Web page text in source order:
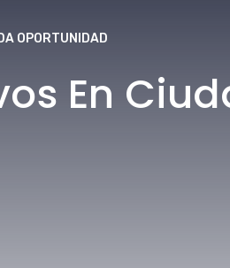
OPORTUNIDAD
En